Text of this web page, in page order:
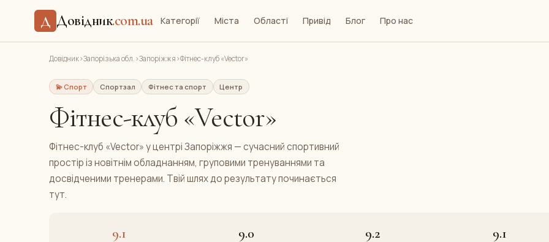
Д Довідник.com.ua Категорії Міста Області Привід Блог Про нас
Довідник›Запорізька обл.›Запоріжжя›Фітнес-клуб «Vector»
💫 Спорт Спортзал Фітнес та спорт Центр
Фітнес-клуб «Vector»
Фітнес-клуб «Vector» у центрі Запоріжжя — сучасний спортивний
простір із новітнім обладнанням, груповими тренуваннями та
досвідченими тренерами. Твій шлях до результату починається
тут.
9.1 9.0 9.2 9.1